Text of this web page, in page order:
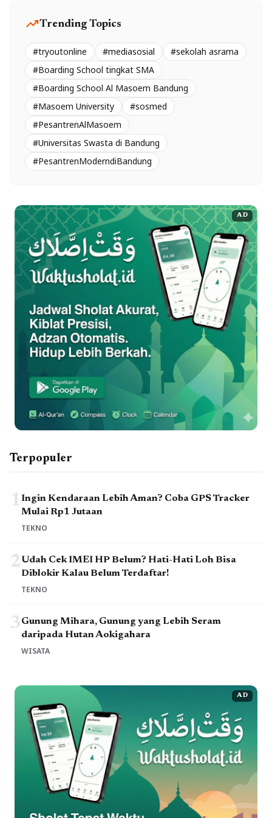
trending_upTrending Topics
#tryoutonline #mediasosial
#sekolah asrama
#Boarding School tingkat SMA
#Boarding School Al Masoem Bandung
#Masoem University
#sosmed
#PesantrenAlMasoem
#Universitas Swasta di Bandung
#PesantrenModerndiBandung
AD
Terpopuler
1Ingin Kendaraan Lebih Aman? Coba GPS Tracker
Mulai Rp1 Jutaan
TEKNO
2Udah Cek IMEI HP Belum? Hati-Hati Loh Bisa
Diblokir Kalau Belum Terdaftar!
TEKNO
3Gunung Mihara, Gunung yang Lebih Seram
daripada Hutan Aokigahara
WISATA
AD